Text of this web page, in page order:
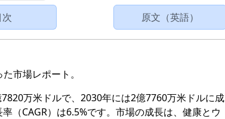
次 原文（英語）
市場レポート。
万米ドルで、2030年には2億7760万米ドルに成
（CAGR）は6.5%です。市場の成長は、健康とウ